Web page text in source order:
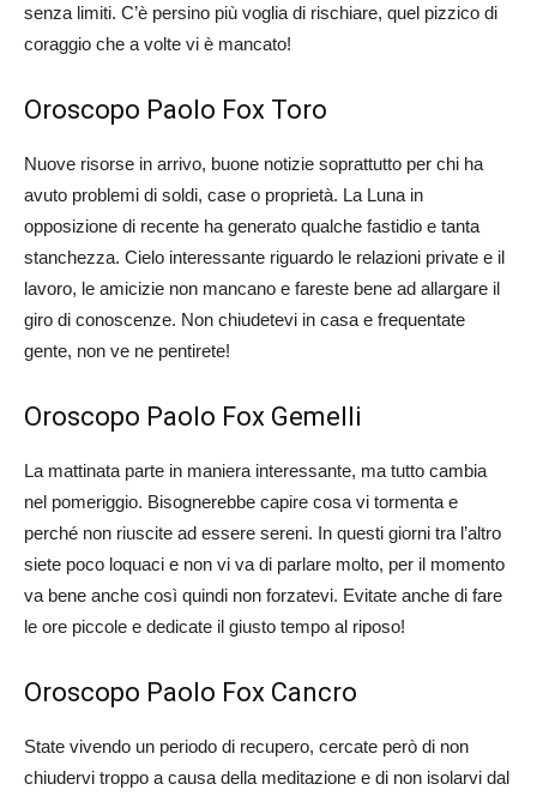
senza limiti. C’è persino più voglia di rischiare, quel pizzico di
coraggio che a volte vi è mancato!
Oroscopo Paolo Fox Toro
Nuove risorse in arrivo, buone notizie soprattutto per chi ha
avuto problemi di soldi, case o proprietà. La Luna in
opposizione di recente ha generato qualche fastidio e tanta
stanchezza. Cielo interessante riguardo le relazioni private e il
lavoro, le amicizie non mancano e fareste bene ad allargare il
giro di conoscenze. Non chiudetevi in casa e frequentate
gente, non ve ne pentirete!
Oroscopo Paolo Fox Gemelli
La mattinata parte in maniera interessante, ma tutto cambia
nel pomeriggio. Bisognerebbe capire cosa vi tormenta e
perché non riuscite ad essere sereni. In questi giorni tra l’altro
siete poco loquaci e non vi va di parlare molto, per il momento
va bene anche così quindi non forzatevi. Evitate anche di fare
le ore piccole e dedicate il giusto tempo al riposo!
Oroscopo Paolo Fox Cancro
State vivendo un periodo di recupero, cercate però di non
chiudervi troppo a causa della meditazione e di non isolarvi dal